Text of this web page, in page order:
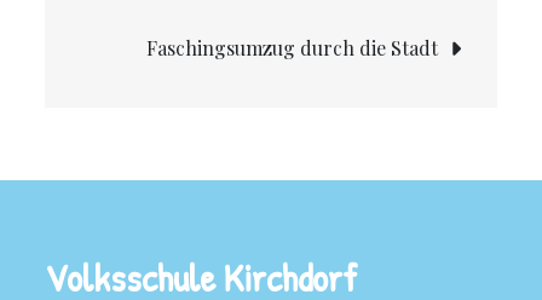
Faschingsumzug durch die Stadt
Volksschule Kirchdorf